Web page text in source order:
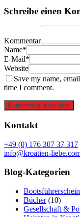
Schreibe einen
Kommentar
Name*
E-Mail*
Website
Save my name,
time I comment.
Kommentar absenden
Kontakt
+49 (0) 176 307 37 317
info@kroatien-
Blog-Kategorien
Bücher(10)
Gesellschaft &